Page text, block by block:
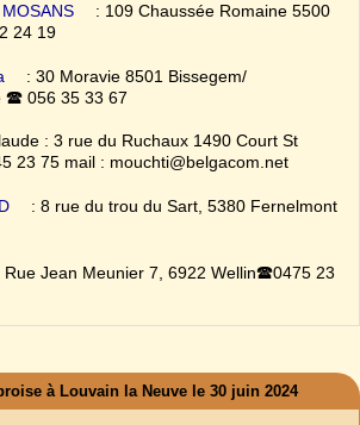
: 109 Chaussée Romaine 5500
24 19
: 30 Moravie 8501 Bissegem/
🕿 056 35 33 67
: 3 rue du Ruchaux 1490 Court St
23 75 mail : mouchti@belgacom.net
: 8 rue du trou du Sart, 5380 Fernelmont
Rue Jean Meunier 7, 6922 Wellin🕿0475 23
à Louvain la Neuve le 30 juin 2024